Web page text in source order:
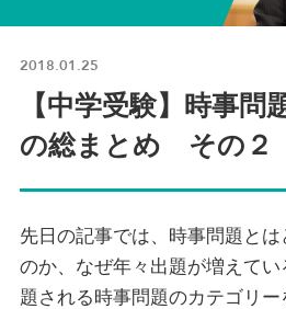
2018.01.25
【中学受験】時事問
の総まとめ その２
先日の記事では、時事問題と
のか、なぜ年々出題が増えて
題される時事問題のカテゴリ